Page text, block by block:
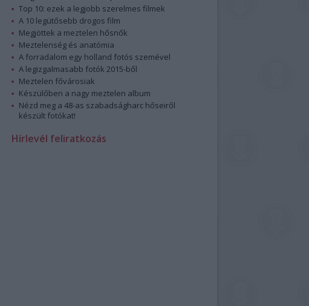
Top 10: ezek a legjobb szerelmes filmek
A 10 legütősebb drogos film
Megjöttek a meztelen hősnők
Meztelenség és anatómia
A forradalom egy holland fotós szemével
A legizgalmasabb fotók 2015-ből
Meztelen fővárosiak
Készülőben a nagy meztelen album
Nézd meg a 48-as szabadságharc hőseiről
készült fotókat!
Hírlevél feliratkozás